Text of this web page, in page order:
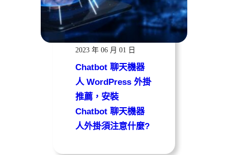
遠振資訊
2023 年 06 月 01 日
Chatbot 聊天機器
人 WordPress 外掛
推薦，安裝
Chatbot 聊天機器
人外掛須注意什麼?